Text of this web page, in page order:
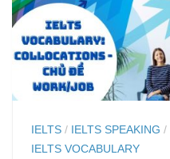
IELTS / IELTS SPEAKING /
IELTS VOCABULARY